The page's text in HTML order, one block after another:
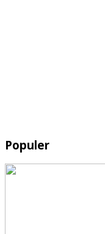
Populer